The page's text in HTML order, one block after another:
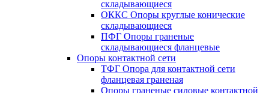
складывающиеся
ОККС Опоры круглые конические
складывающиеся
ПФГ Опоры граненые
складывающиеся фланцевые
Опоры контактной сети
ТФГ Опора для контактной сети
фланцевая граненая
Опоры граненые силовые контактной